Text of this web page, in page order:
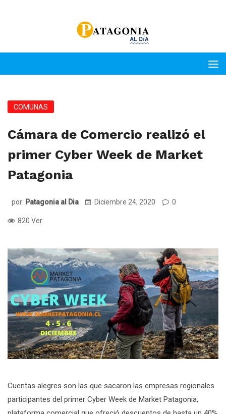
COMUNAS
Cámara de Comercio realizó el
primer Cyber Week de Market
Patagonia
por: Patagonia al Dia Diciembre 24, 2020 0
820 Ver
Cuentas alegres son las que sacaron las empresas regionales
participantes del primer Cyber Week de Market Patagonia,